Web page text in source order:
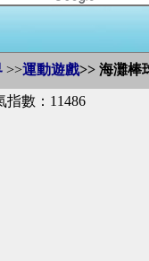
>>運動遊戲>>海灘棒
指數：11486